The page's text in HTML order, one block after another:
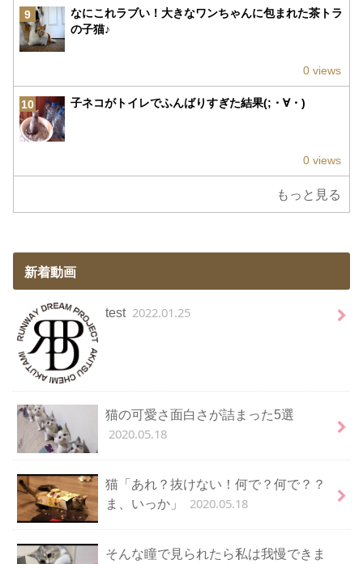
9
なにこれラブい！大きなワンちゃんに包まれた茶トラ
の子猫♪
0 views
10 子ネコがトイレでふんばりすぎた結果(;・∀・)
0 views
もっと見る
新着動画
test 2022.01.25
猫の可愛さ面白さが詰まった5選
2020.05.18
猫「あれ？抜けない！何で？何で？？
ま、いっか」
2020.05.18
そんな瞳で見られたら私は我慢できま